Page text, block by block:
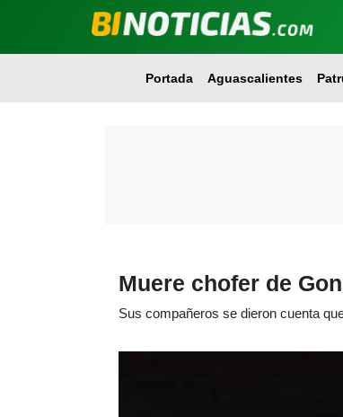
Portada Aguascalientes
Muere chofer de
Sus compañeros se dieron cuenta